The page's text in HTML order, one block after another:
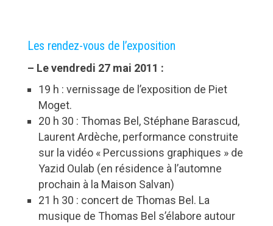
Les rendez-vous de l’exposition
– Le vendredi 27 mai 2011 :
19 h : vernissage de l’exposition de Piet
Moget.
20 h 30 : Thomas Bel, Stéphane Barascud,
Laurent Ardèche, performance construite
sur la vidéo « Percussions graphiques » de
Yazid Oulab (en résidence à l’automne
prochain à la Maison Salvan)
21 h 30 : concert de Thomas Bel. La
musique de Thomas Bel s’élabore autour